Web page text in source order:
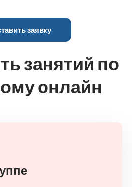
заявку
занятий по
онлайн